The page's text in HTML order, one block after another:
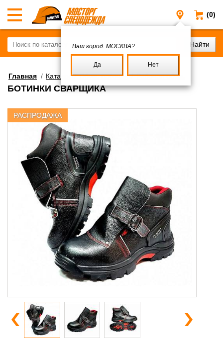
(0)
Москва
Ваш город: МОСКВА?
Да Нет
Главная / Каталог/Обувь рабочая/Рабочая обувь
БОТИНКИ СВАРЩИКА
РАСПРОДАЖА